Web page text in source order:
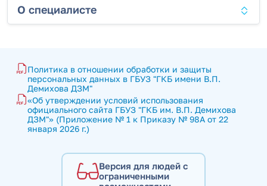
О специалисте
Политика в отношении обработки и защиты
персональных данных в ГБУЗ "ГКБ имени В.П.
Демихова ДЗМ"
«Об утверждении условий использования
официального сайта ГБУЗ "ГКБ им. В.П. Демихова
ДЗМ"» (Приложение № 1 к Приказу № 98А от 22
января 2026 г.)
Версия для людей с
ограниченными